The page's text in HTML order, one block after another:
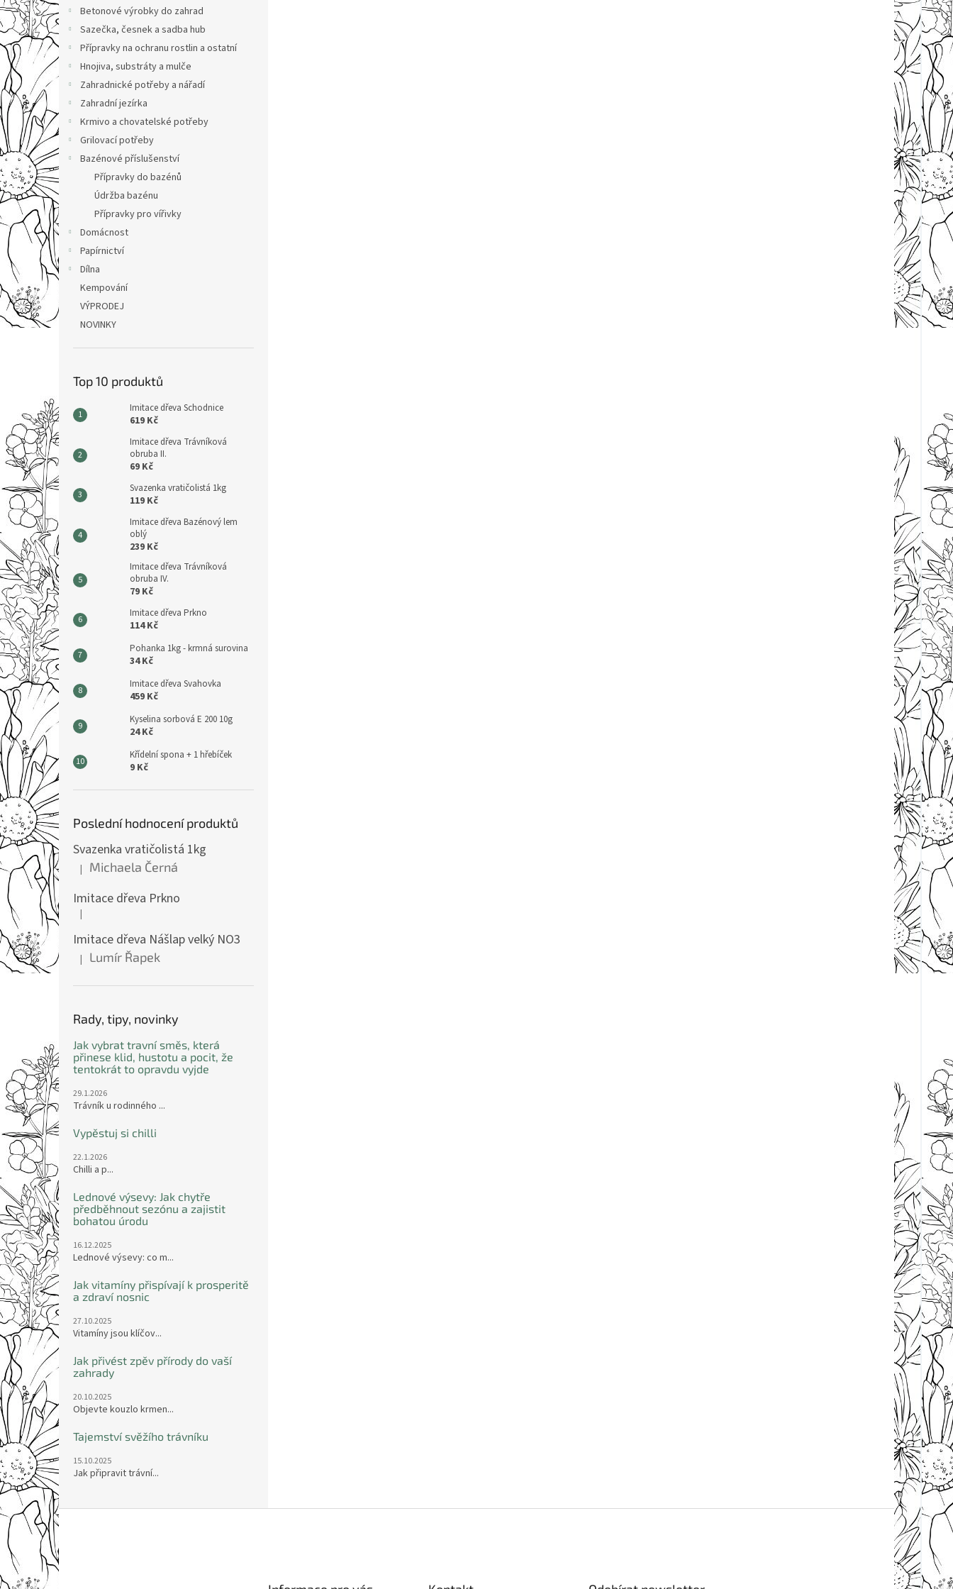
n
e
l
Betonové výrobky do zahrad
Sazečka, česnek a sadba hub
Přípravky na ochranu rostlin a ostatní
Hnojiva, substráty a mulče
Zahradnické potřeby a nářadí
Zahradní jezírka
Krmivo a chovatelské potřeby
Grilovací potřeby
Bazénové příslušenství
Přípravky do bazénů
Údržba bazénu
Přípravky pro vířivky
Domácnost
Papírnictví
Dílna
Kempování
VÝPRODEJ
NOVINKY
Top 10 produktů
Imitace dřeva Schodnice
619 Kč
Imitace dřeva Trávníková
obruba II.
69 Kč
Svazenka vratičolistá 1kg
119 Kč
Imitace dřeva Bazénový lem
oblý
239 Kč
Imitace dřeva Trávníková
obruba IV.
79 Kč
Imitace dřeva Prkno
114 Kč
Pohanka 1kg - krmná surovina
34 Kč
Imitace dřeva Svahovka
459 Kč
Kyselina sorbová E 200 10g
24 Kč
Křídelní spona + 1 hřebíček
9 Kč
Poslední hodnocení produktů
Svazenka vratičolistá 1kg
Hodnocení produktu je 5 z 5 hvězdiček.
| Michaela Černá
Imitace dřeva Prkno
Hodnocení produktu je 5 z 5 hvězdiček.
|
Imitace dřeva Nášlap velký NO3
Hodnocení produktu je 5 z 5 hvězdiček.
| Lumír Řapek
Rady, tipy, novinky
Jak vybrat travní směs, která
přinese klid, hustotu a pocit, že
tentokrát to opravdu vyjde
29.1.2026
Trávník u rodinného ...
Vypěstuj si chilli
22.1.2026
Chilli a p...
Lednové výsevy: Jak chytře
předběhnout sezónu a zajistit
bohatou úrodu
16.12.2025
Lednové výsevy: co m...
Jak vitamíny přispívají k prosperitě
a zdraví nosnic
27.10.2025
Vitamíny jsou klíčov...
Jak přivést zpěv přírody do vaší
zahrady
20.10.2025
Objevte kouzlo krmen...
Tajemství svěžího trávníku
15.10.2025
Jak připravit trávní...
Z
p
t